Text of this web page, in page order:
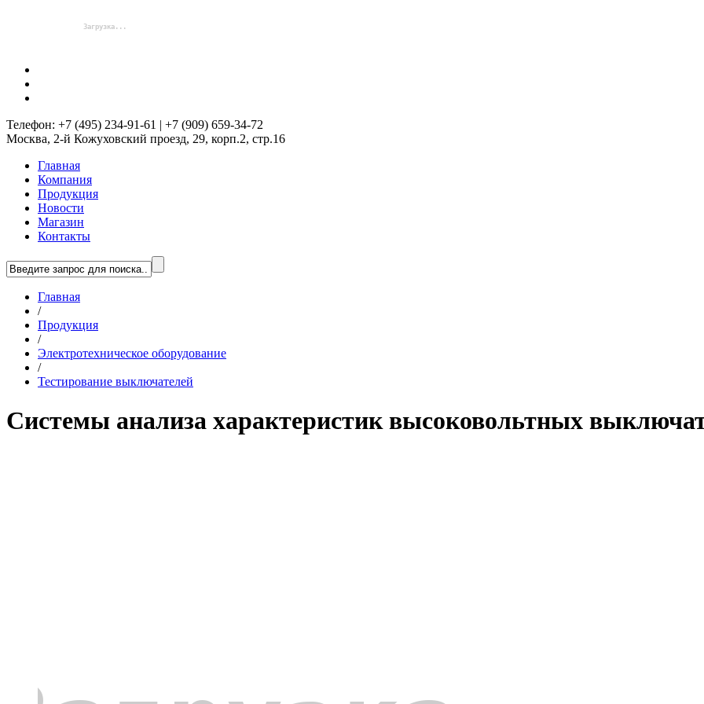
Телефон: +7 (495) 234-91-61 | +7 (909) 659-34-72
Москва, 2-й Кожуховский проезд, 29, корп.2, стр.16
Главная
Компания
Продукция
Новости
Магазин
Контакты
Главная
/
Продукция
/
Электротехническое оборудование
/
Тестирование выключателей
Системы анализа характеристик высоковольтных